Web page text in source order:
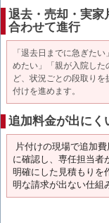
退去・売却・実家
合わせて進行
「退去日までに急ぎた
めたい」「親が入院した
ど、状況ごとの段取り
付けを進めます。
追加料金が出にく
片付けの現場で追加
に確認し、専任担当者
明確にした見積もりを
明な請求が出ない仕組